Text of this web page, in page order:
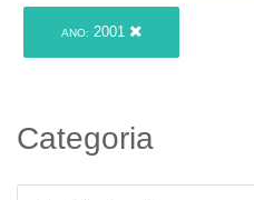
ANO: 2001
Categoria